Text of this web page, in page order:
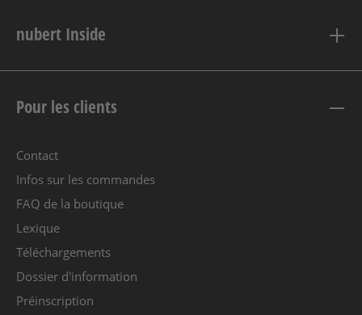
nubert Inside
Pour les clients
Contact
Infos sur les commandes
FAQ de la boutique
Lexique
Téléchargements
Dossier d'information
Préinscription